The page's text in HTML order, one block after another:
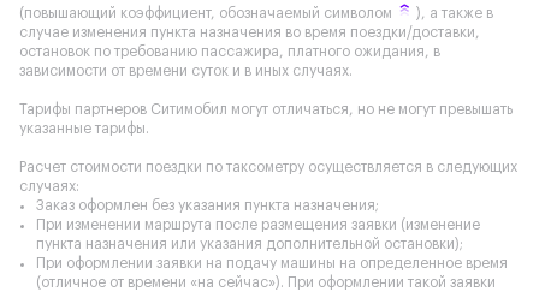
(повышающий коэффициент, обозначаемый символом
), а также в
случае изменения пункта назначения во время поездки/доставки,
остановок по требованию пассажира, платного ожидания, в
зависимости от времени суток и в иных случаях.
Тарифы партнеров Ситимобил могут отличаться, но не могут превышать
указанные тарифы.
Расчет стоимости поездки по таксометру осуществляется в следующих
случаях:
Заказ оформлен без указания пункта назначения;
При изменении маршрута после размещения заявки (изменение
пункта назначения или указания дополнительной остановки);
При оформлении заявки на подачу машины на определенное время
(отличное от времени «на сейчас»). При оформлении такой заявки